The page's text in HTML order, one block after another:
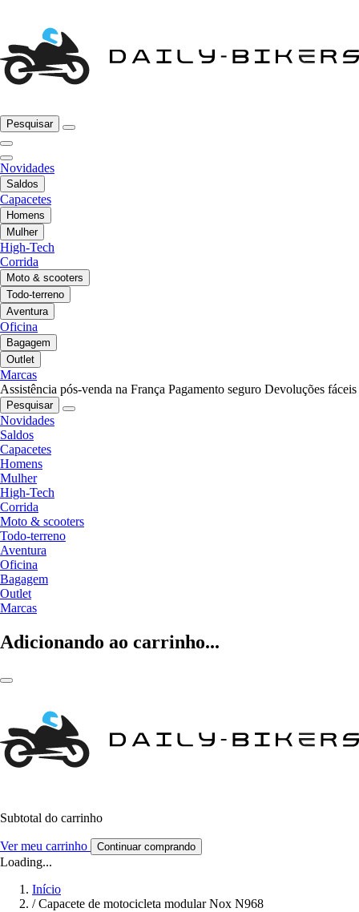
Pesquisar
Novidades
Saldos
Capacetes
Homens
Mulher
High-Tech
Corrida
Moto & scooters
Todo-terreno
Aventura
Oficina
Bagagem
Outlet
Marcas
Assistência pós-venda na França Pagamento seguro Devoluções fáceis
Pesquisar
Novidades
Saldos
Capacetes
Homens
Mulher
High-Tech
Corrida
Moto & scooters
Todo-terreno
Aventura
Oficina
Bagagem
Outlet
Marcas
Adicionando ao carrinho...
Subtotal do carrinho
Ver meu carrinho Continuar comprando
Loading...
Início
/ Capacete de motocicleta modular Nox N968